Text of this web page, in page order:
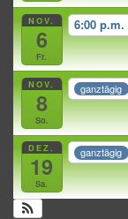
NOV.
6
Fr.
6:00 p.m.
NOV.
8
So.
ganztägig
DEZ.
19
Sa.
ganztägig